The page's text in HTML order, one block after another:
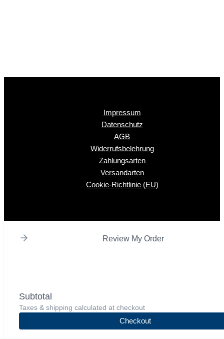
Impressum
Datenschutz
AGB
Widerrufsbelehrung
Zahlungsarten
Versandarten
Cookie-Richtlinie (EU)
Review My Order
Subtotal
Taxes & shipping calculated at checkout
Checkout